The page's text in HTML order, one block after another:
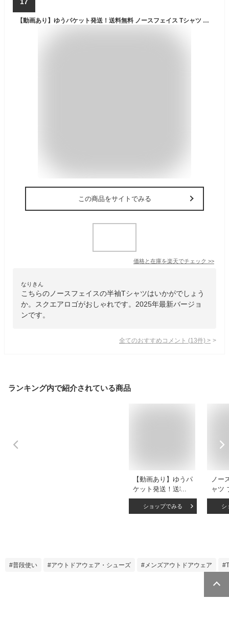
【動画あり】ゆうパケット発送！送料無料 ノースフェイス Tシャツ メンズ レディース 半袖 生地厚 速乾 THE NORTH FACE ショートスリーブ バック スクエア ロゴ ティー S/S Back Square Logo tee バックプリント 半袖Tシャツ NT32447 2025春夏新色
この商品をサイトでみる
価格と在庫を楽天でチェック >>
なりきん
こちらのノースフェイスの半袖Tシャツはいかがでしょう
か。スクエアロゴがおしゃれです。2025年最新バージョ
ンです。
全てのおすすめコメント (13件) >
ランキング内で紹介されている商品
【動画あり】ゆうパ
ケット発送！送料無
料 ノースフェイス
Tシャツ メンズ レ
ース ロゴ ティー
ショップでみる
ノー
ャツ
ズ バ
ィー
れ
白 ブ
シ
普段使い アウトドアウェア・シューズ メンズアウトドアウェア